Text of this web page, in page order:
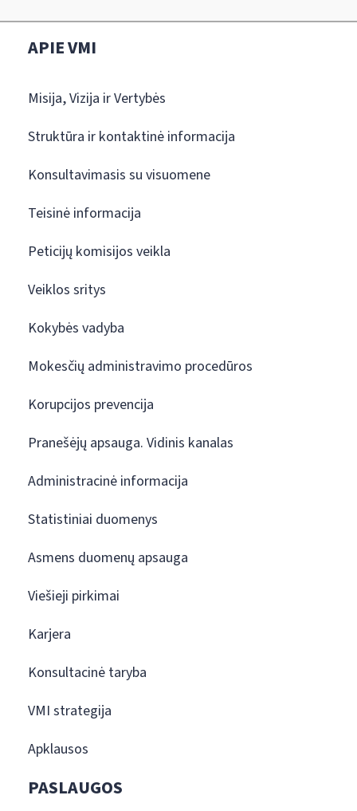
APIE VMI
Misija, Vizija ir Vertybės
Struktūra ir kontaktinė informacija
Konsultavimasis su visuomene
Teisinė informacija
Peticijų komisijos veikla
Veiklos sritys
Kokybės vadyba
Mokesčių administravimo procedūros
Korupcijos prevencija
Pranešėjų apsauga. Vidinis kanalas
Administracinė informacija
Statistiniai duomenys
Asmens duomenų apsauga
Viešieji pirkimai
Karjera
Konsultacinė taryba
VMI strategija
Apklausos
PASLAUGOS